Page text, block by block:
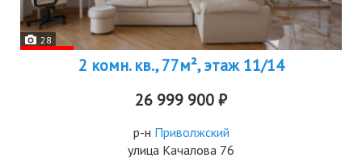
28
2 комн. кв., 77м², этаж 11/14
26 999 900 ₽
р-н Приволжский
улица Качалова 76